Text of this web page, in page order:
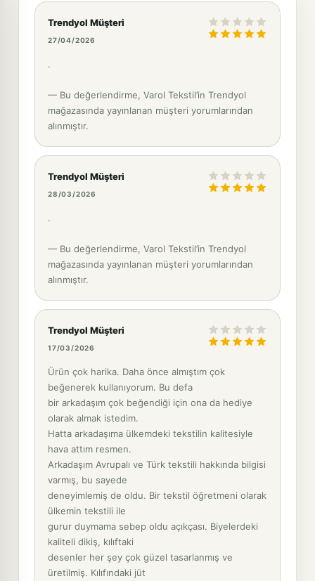
Trendyol Müşteri
27/04/2026
.
— Bu değerlendirme, Varol Tekstil’in Trendyol
mağazasında yayınlanan müşteri yorumlarından
alınmıştır.
Trendyol Müşteri
28/03/2026
.
— Bu değerlendirme, Varol Tekstil’in Trendyol
mağazasında yayınlanan müşteri yorumlarından
alınmıştır.
Trendyol Müşteri
17/03/2026
Ürün çok harika. Daha önce almıştım çok
beğenerek kullanıyorum. Bu defa
bir arkadaşım çok beğendiği için ona da hediye
olarak almak istedim.
Hatta arkadaşıma ülkemdeki tekstilin kalitesiyle
hava attım resmen.
Arkadaşım Avrupalı ve Türk tekstili hakkında bilgisi
varmış, bu sayede
deneyimlemiş de oldu. Bir tekstil öğretmeni olarak
ülkemin tekstili ile
gurur duymama sebep oldu açıkçası. Biyelerdeki
kaliteli dikiş, kılıftaki
desenler her şey çok güzel tasarlanmış ve
üretilmiş. Kılıfındaki jüt